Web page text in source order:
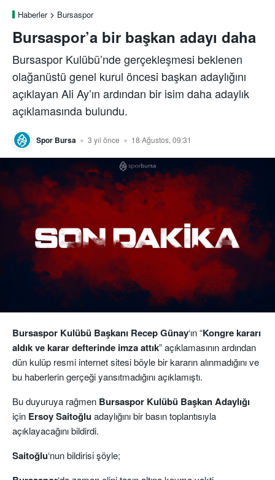
Haberler Bursaspor
Bursaspor’a bir başkan adayı daha
Bursaspor Kulübü’nde gerçekleşmesi beklenen
olağanüstü genel kurul öncesi başkan adaylığını
açıklayan Ali Ay’ın ardından bir isim daha adaylık
açıklamasında bulundu.
Spor Bursa 3 yıl önce 18 Ağustos, 09:31
Bursaspor Kulübü Başkanı Recep Günay‘ın “Kongre kararı
aldık ve karar defterinde imza attık” açıklamasının ardından
dün kulüp resmi internet sitesi böyle bir kararın alınmadığını ve
bu haberlerin gerçeği yansıtmadığını açıklamıştı.
Bu duyuruya rağmen Bursaspor Kulübü Başkan Adaylığı
için Ersoy Saitoğluadaylığını bir basın toplantısıyla
açıklayacağını bildirdi.
Saitoğlu‘nun bildirisi şöyle;